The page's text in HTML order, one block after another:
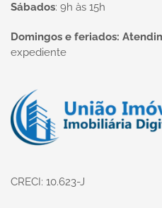
Sábados: 9h às 15h
Domingos e feriados:
expediente
Página inicial
CRECI: 10.623-J